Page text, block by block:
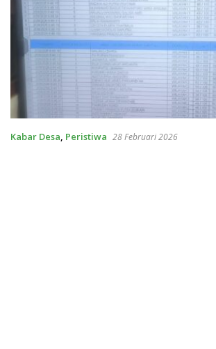
Kabar Desa, Peristiwa 28 Februari 2026